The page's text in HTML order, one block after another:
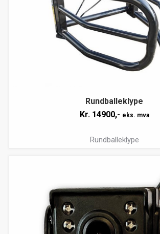
Rundballeklype
Kr. 14900,- eks. mva
Rundballeklype